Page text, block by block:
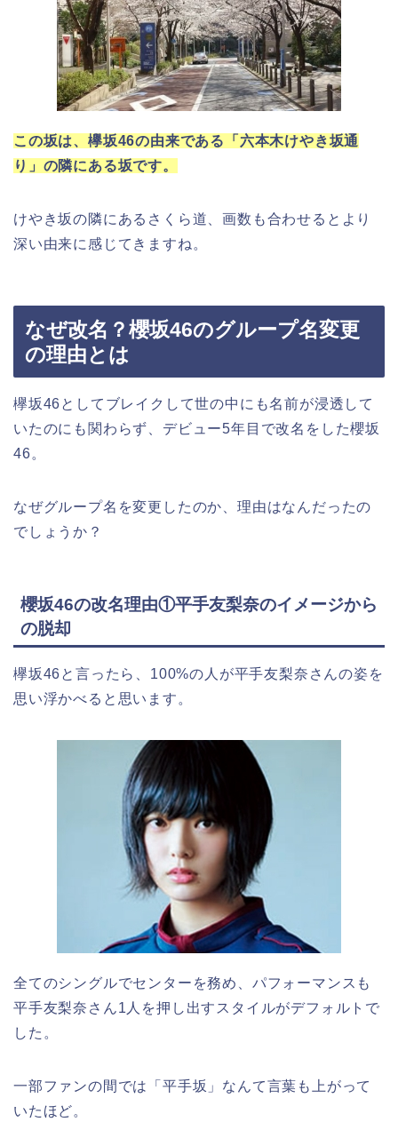
この坂は、欅坂46の由来である「六本木けやき坂通
り」の隣にある坂です。
けやき坂の隣にあるさくら道、画数も合わせるとより
深い由来に感じてきますね。
なぜ改名？櫻坂46のグループ名変更
の理由とは
欅坂46としてブレイクして世の中にも名前が浸透して
いたのにも関わらず、デビュー5年目で改名をした櫻坂
46。
なぜグループ名を変更したのか、理由はなんだったの
でしょうか？
櫻坂46の改名理由①平手友梨奈のイメージから
の脱却
欅坂46と言ったら、100%の人が平手友梨奈さんの姿を
思い浮かべると思います。
全てのシングルでセンターを務め、パフォーマンスも
平手友梨奈さん1人を押し出すスタイルがデフォルトで
した。
一部ファンの間では「平手坂」なんて言葉も上がって
いたほど。